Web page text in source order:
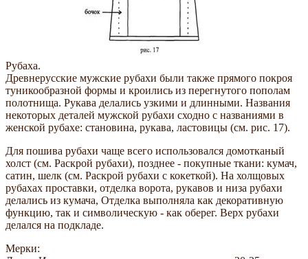
Рубаха.
Древнерусские мужские рубахи были также прямого покроя
туникообразной формы и кроились из перегнутого пополам
полотнища. Рукава делались узкими и длинными. Названия
некоторых деталей мужской рубахи сходно с названиями в
женской рубахе: становина, рукава, ластовицы (см. рис. 17).
Для пошива рубахи чаще всего использовался домотканый
холст (см. Раскрой рубахи), позднее - покупные ткани: кумач,
сатин, шелк (см. Раскрой рубахи с кокеткой). На холщовых
рубахах проставки, отделка ворота, рукавов и низа рубахи
делались из кумача, Отделка выполняла как декоративную
функцию, так и символическую - как оберег. Верх рубахи
делался на подкладе.
Мерки: